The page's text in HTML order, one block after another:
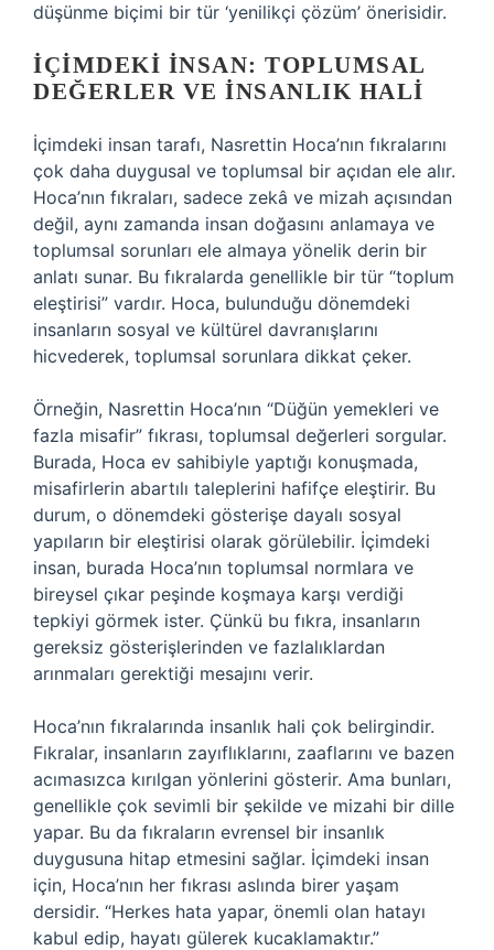
düşünme biçimi bir tür ‘yenilikçi çözüm’ önerisidir.
İÇIMDEKI İNSAN: TOPLUMSAL
DEĞERLER VE İNSANLIK HALI
İçimdeki insan tarafı, Nasrettin Hoca’nın fıkralarını
çok daha duygusal ve toplumsal bir açıdan ele alır.
Hoca’nın fıkraları, sadece zekâ ve mizah açısından
değil, aynı zamanda insan doğasını anlamaya ve
toplumsal sorunları ele almaya yönelik derin bir
anlatı sunar. Bu fıkralarda genellikle bir tür “toplum
eleştirisi” vardır. Hoca, bulunduğu dönemdeki
insanların sosyal ve kültürel davranışlarını
hicvederek, toplumsal sorunlara dikkat çeker.
Örneğin, Nasrettin Hoca’nın “Düğün yemekleri ve
fazla misafir” fıkrası, toplumsal değerleri sorgular.
Burada, Hoca ev sahibiyle yaptığı konuşmada,
misafirlerin abartılı taleplerini hafifçe eleştirir. Bu
durum, o dönemdeki gösterişe dayalı sosyal
yapıların bir eleştirisi olarak görülebilir. İçimdeki
insan, burada Hoca’nın toplumsal normlara ve
bireysel çıkar peşinde koşmaya karşı verdiği
tepkiyi görmek ister. Çünkü bu fıkra, insanların
gereksiz gösterişlerinden ve fazlalıklardan
arınmaları gerektiği mesajını verir.
Hoca’nın fıkralarında insanlık hali çok belirgindir.
Fıkralar, insanların zayıflıklarını, zaaflarını ve bazen
acımasızca kırılgan yönlerini gösterir. Ama bunları,
genellikle çok sevimli bir şekilde ve mizahi bir dille
yapar. Bu da fıkraların evrensel bir insanlık
duygusuna hitap etmesini sağlar. İçimdeki insan
için, Hoca’nın her fıkrası aslında birer yaşam
dersidir. “Herkes hata yapar, önemli olan hatayı
kabul edip, hayatı gülerek kucaklamaktır.”